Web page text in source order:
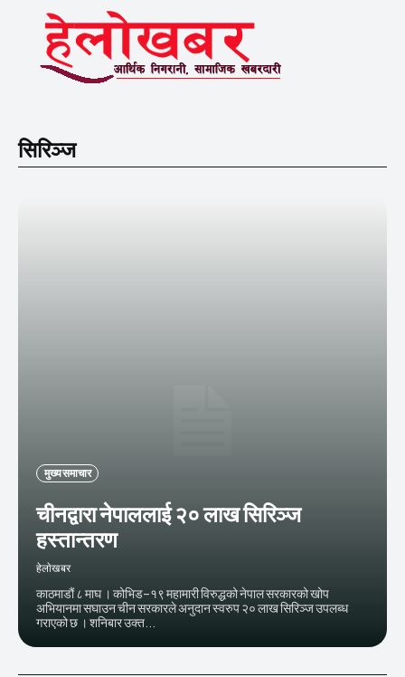
सिरिञ्ज
मुख्य समाचार
चीनद्वारा नेपाललाई २० लाख सिरिञ्ज
हस्तान्तरण
हेलाेखबर
काठमाडौं ८ माघ । कोभिड–१९ महामारी विरुद्धको नेपाल सरकारको खोप
अभियानमा सघाउन चीन सरकारले अनुदान स्वरुप २० लाख सिरिञ्ज उपलब्ध
गराएको छ । शनिबार उक्त...